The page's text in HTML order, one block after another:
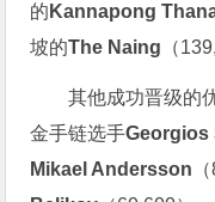
的 Kannapong
坡的The Naing （
其他成功晋级的
金手链选手Georgios
Mikael Andersson